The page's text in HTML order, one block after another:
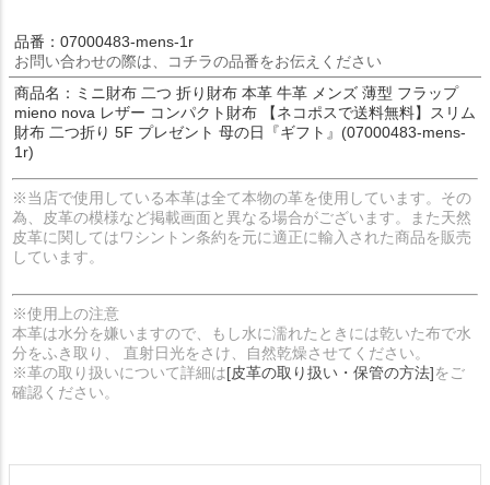
品番：07000483-mens-1r
お問い合わせの際は、コチラの品番をお伝えください
商品名：ミニ財布 二つ 折り財布 本革 牛革 メンズ 薄型 フラップ
mieno nova レザー コンパクト財布 【ネコポスで送料無料】スリム
財布 二つ折り 5F プレゼント 母の日『ギフト』(07000483-mens-
1r)
※当店で使用している本革は全て本物の革を使用しています。その
為、皮革の模様など掲載画面と異なる場合がございます。また天然
皮革に関してはワシントン条約を元に適正に輸入された商品を販売
しています。
※使用上の注意
本革は水分を嫌いますので、もし水に濡れたときには乾いた布で水
分をふき取り、 直射日光をさけ、自然乾燥させてください。
※革の取り扱いについて詳細は[皮革の取り扱い・保管の方法]をご
確認ください。